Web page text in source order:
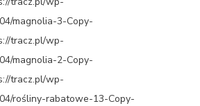
magnolia-3-Copy-
tracz.pl/wp-
magnolia-2-Copy-
tracz.pl/wp-
rośliny-rabatowe-13-Copy-